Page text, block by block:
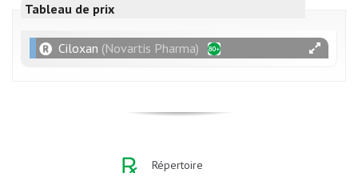
Tableau de prix
Ciloxan (Novartis Pharma)
Répertoire